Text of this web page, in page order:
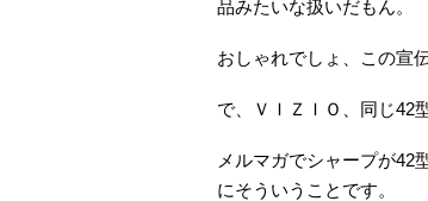
品みたいな扱いだもん。
おしゃれでしょ、この宣伝
で、ＶＩＺＩＯ、同じ42
メルマガでシャープが42
にそういうことです。